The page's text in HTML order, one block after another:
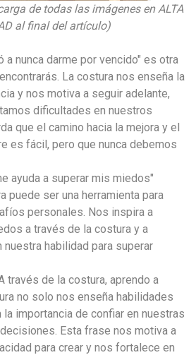
de todas las imágenes en ALTA
al final del artículo)
a nunca darme por vencido" es otra
La costura nos enseña la
y nos motiva a seguir adelante,
dificultades en nuestros
que el camino hacia la mejora y el
es fácil, pero que nunca debemos
ayuda a superar mis miedos"
puede ser una herramienta para
personales. Nos inspira a
a través de la costura y a
nuestra habilidad para superar
través de la costura, aprendo a
no solo nos enseña habilidades
importancia de confiar en nuestras
Esta frase nos motiva a
para crear y nos fortalece en